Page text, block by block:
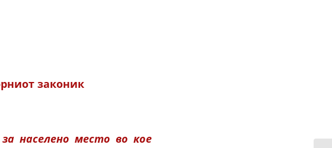
законик
населено место во кое